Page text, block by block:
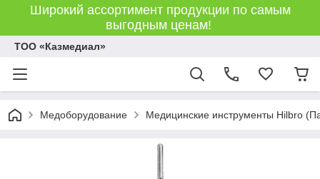
Широкий ассортимент продукции по самым
выгодным ценам!
ТОО «Казмедиал»
Медоборудование Медицинские инструменты Hilbro